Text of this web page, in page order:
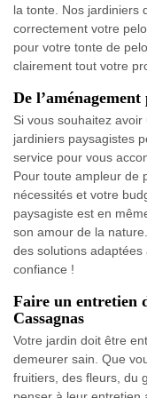
la tonte. Nos jardiniers
correctement votre
pour votre tonte de
clairement tout votre
De
Si vous souhaitez
jardiniers paysagistes
service pour vous
Pour toute ampleur de
nécessités et votre
paysagiste est en
son amour de la
des solutions
confiance !
Faire un entretien
Cassagnas
Votre jardin doit être
demeurer sain. Que
fruitiers, des fleurs, du